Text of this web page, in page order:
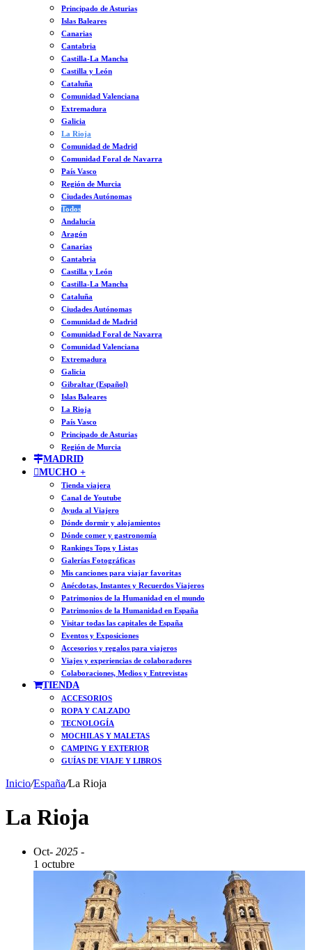
Principado de Asturias
Islas Baleares
Canarias
Cantabria
Castilla-La Mancha
Castilla y León
Cataluña
Comunidad Valenciana
Extremadura
Galicia
La Rioja
Comunidad de Madrid
Comunidad Foral de Navarra
País Vasco
Región de Murcia
Ciudades Autónomas
Todos
Andalucía
Aragón
Canarias
Cantabria
Castilla y León
Castilla-La Mancha
Cataluña
Ciudades Autónomas
Comunidad de Madrid
Comunidad Foral de Navarra
Comunidad Valenciana
Extremadura
Galicia
Gibraltar (Español)
Islas Baleares
La Rioja
País Vasco
Principado de Asturias
Región de Murcia
MADRID
MUCHO +
Tienda viajera
Canal de Youtube
Ayuda al Viajero
Dónde dormir y alojamientos
Dónde comer y gastronomía
Rankings Tops y Listas
Galerías Fotográficas
Mis canciones para viajar favoritas
Anécdotas, Instantes y Recuerdos Viajeros
Patrimonios de la Humanidad en el mundo
Patrimonios de la Humanidad en España
Visitar todas las capitales de España
Eventos y Exposiciones
Accesorios y regalos para viajeros
Viajes y experiencias de colaboradores
Colaboraciones, Medios y Entrevistas
TIENDA
ACCESORIOS
ROPA Y CALZADO
TECNOLOGÍA
MOCHILAS Y MALETAS
CAMPING Y EXTERIOR
GUÍAS DE VIAJE Y LIBROS
Inicio/España/La Rioja
La Rioja
Oct- 2025 -
1 octubre